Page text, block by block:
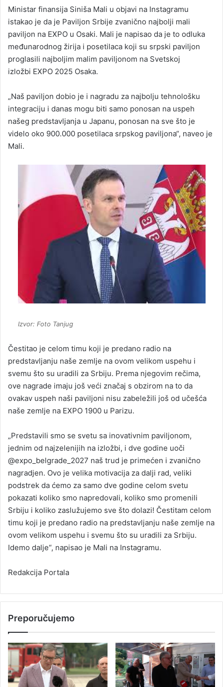
Ministar finansija Siniša Mali u objavi na Instagramu
istakao je da je Paviljon Srbije zvanično najbolji mali
paviljon na EXPO u Osaki. Mali je napisao da je to odluka
međunarodnog žirija i posetilaca koji su srpski paviljon
proglasili najboljim malim paviljonom na Svetskoj
izložbi EXPO 2025 Osaka.
„Naš paviljon dobio je i nagradu za najbolju tehnološku
integraciju i danas mogu biti samo ponosan na uspeh
našeg predstavljanja u Japanu, ponosan na sve što je
videlo oko 900.000 posetilaca srpskog paviljona“, naveo je
Mali.
Izvor: Foto Tanjug
Čestitao je celom timu koji je predano radio na
predstavljanju naše zemlje na ovom velikom uspehu i
svemu što su uradili za Srbiju. Prema njegovim rečima,
ove nagrade imaju još veći značaj s obzirom na to da
ovakav uspeh naši paviljoni nisu zabeležili još od učešća
naše zemlje na EXPO 1900 u Parizu.
„Predstavili smo se svetu sa inovativnim paviljonom,
jednim od najzelenijih na izložbi, i dve godine uoči
@expo_belgrade_2027 naš trud je primećen i zvanično
nagradjen. Ovo je velika motivacija za dalji rad, veliki
podstrek da ćemo za samo dve godine celom svetu
pokazati koliko smo napredovali, koliko smo promenili
Srbiju i koliko zaslužujemo sve što dolazi! Čestitam celom
timu koji je predano radio na predstavljanju naše zemlje na
ovom velikom uspehu i svemu što su uradili za Srbiju.
Idemo dalje“, napisao je Mali na Instagramu.
Redakcija Portala
Preporučujemo